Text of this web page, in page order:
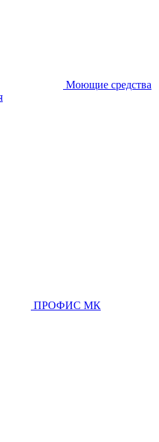
Моющие средства
ПРОФИС МК